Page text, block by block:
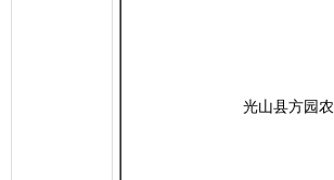
光山县方园